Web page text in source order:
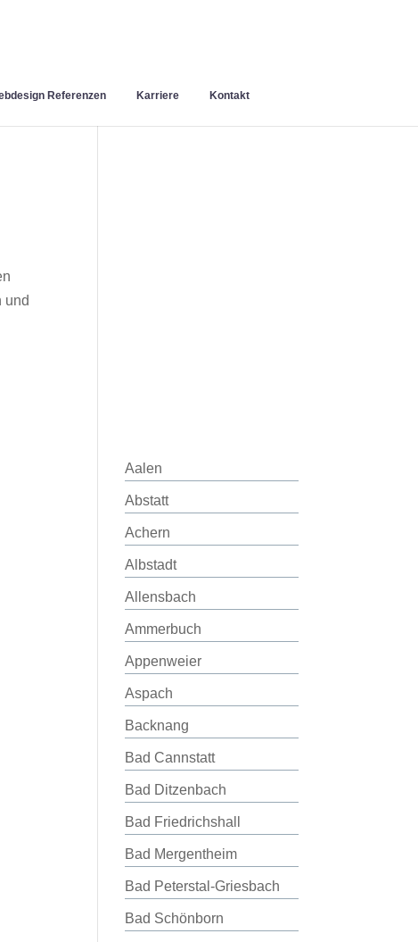
Referenzen Karriere Kontakt
und
Aalen
Abstatt
Achern
Albstadt
Allensbach
Ammerbuch
Appenweier
Aspach
Backnang
Bad Cannstatt
Bad Ditzenbach
Bad Friedrichshall
Bad Mergentheim
Bad Peterstal-Griesbach
Bad Schönborn